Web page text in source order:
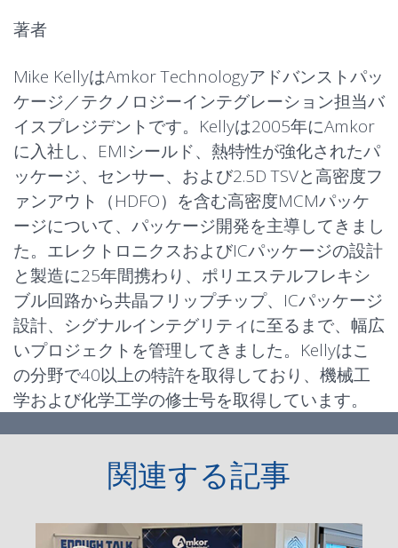
著者
Mike KellyはAmkor Technologyアドバンストパッ
ケージ／テクノロジーインテグレーション担当バ
イスプレジデントです。Kellyは2005年にAmkor
に入社し、EMIシールド、熱特性が強化されたパ
ッケージ、センサー、および2.5D TSVと高密度フ
ァンアウト（HDFO）を含む高密度MCMパッケ
ージについて、パッケージ開発を主導してきまし
た。エレクトロニクスおよびICパッケージの設計
と製造に25年間携わり、ポリエステルフレキシ
ブル回路から共晶フリップチップ、ICパッケージ
設計、シグナルインテグリティに至るまで、幅広
いプロジェクトを管理してきました。Kellyはこ
の分野で40以上の特許を取得しており、機械工
学および化学工学の修士号を取得しています。
関連する記事